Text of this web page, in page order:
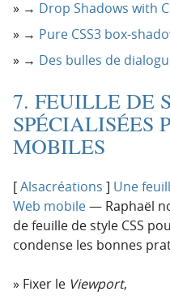
→ Drop Shadows with
→ Pure CSS3 box-
→ Des bulles de
7. FEUILLE DE
SPÉCIALISÉES
MOBILES
[Alsacréations ] Une
Web mobile— Raphaël
de feuille de style CSS
condense les bonnes
Fixer le Viewport,